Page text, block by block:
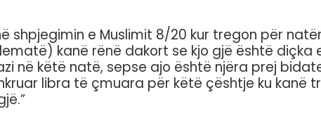
shpjegimin e Muslimit 8/20 kur tregon për
kanë rënë dakort se kjo gjë është
në këtë natë, sepse ajo është njëra prej
libra të çmuara për këtë çështje ku